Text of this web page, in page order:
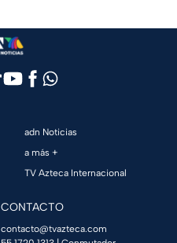
adn Noticias
a más +
TV Azteca Internacional
CONTACTO
contacto@tvazteca.com